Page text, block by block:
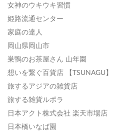
女神のウキウキ習慣
姫路流通センター
家庭の達人
岡山県岡山市
巣鴨のお茶屋さん 山年園
想いを繋ぐ百貨店 【TSUNAGU】
旅するアジアの雑貨店
旅する雑貨ルポラ
日本アクト株式会社 楽天市場店
日本橋いなば園